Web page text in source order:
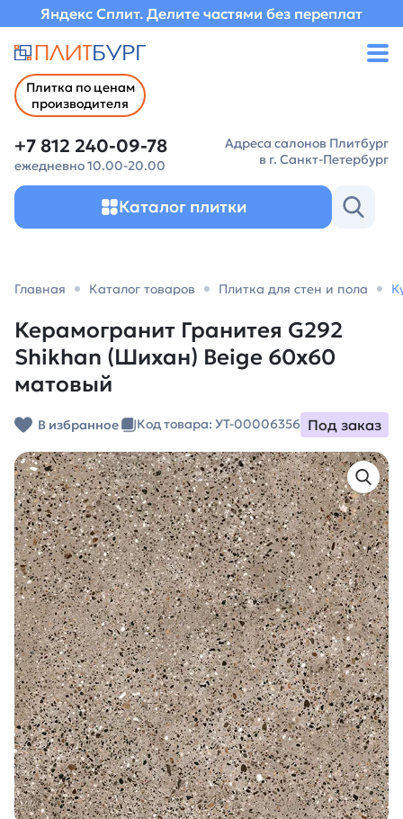
Яндекс Сплит. Делите частями без переплат
Плитка по ценам
производителя
+7 812 240-09-78
ежедневно 10.00-20.00
Адреса салонов Плитбург
в г. Санкт-Петербург
Каталог плитки
Главная Каталог товаров Плитка для стен и пола
Керамогранит Гранитея G292
Shikhan (Шиxан) Beige 60х60
матовый
В избранное Код товара: УТ-00006356 Под заказ